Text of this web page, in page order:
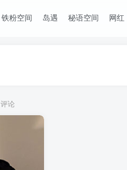
铁粉空间 岛遇 秘语空间 网红
评论